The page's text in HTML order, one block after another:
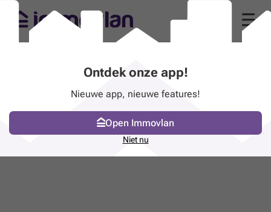
Ontdek onze app!
Nieuwe app, nieuwe features!
Open Immovlan
Niet nu